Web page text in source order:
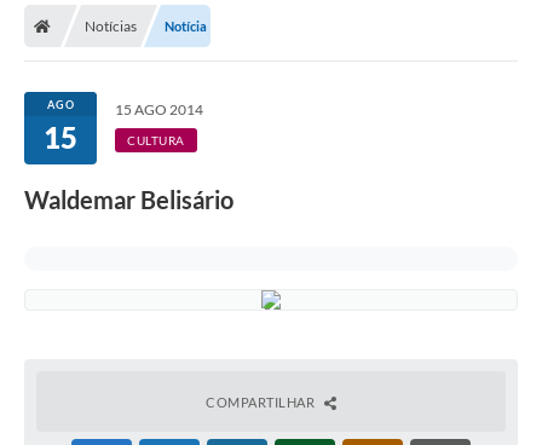
Notícias Notícia
AGO
15
15 AGO 2014
CULTURA
Waldemar Belisário
COMPARTILHAR